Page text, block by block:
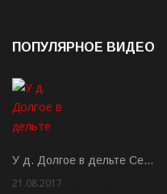
ПОПУЛЯРНОЕ ВИДЕО
У д. Долгое в дельте Се…
21.08.2017